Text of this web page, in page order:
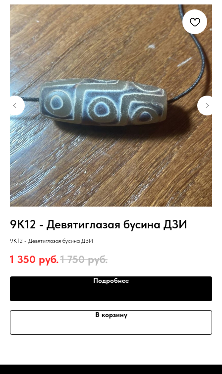
9К12 - Девятиглазая бусина ДЗИ
9К12 - Девятиглазая бусина ДЗИ
1 350 руб.1 750 руб.
Подробнее
В корзину